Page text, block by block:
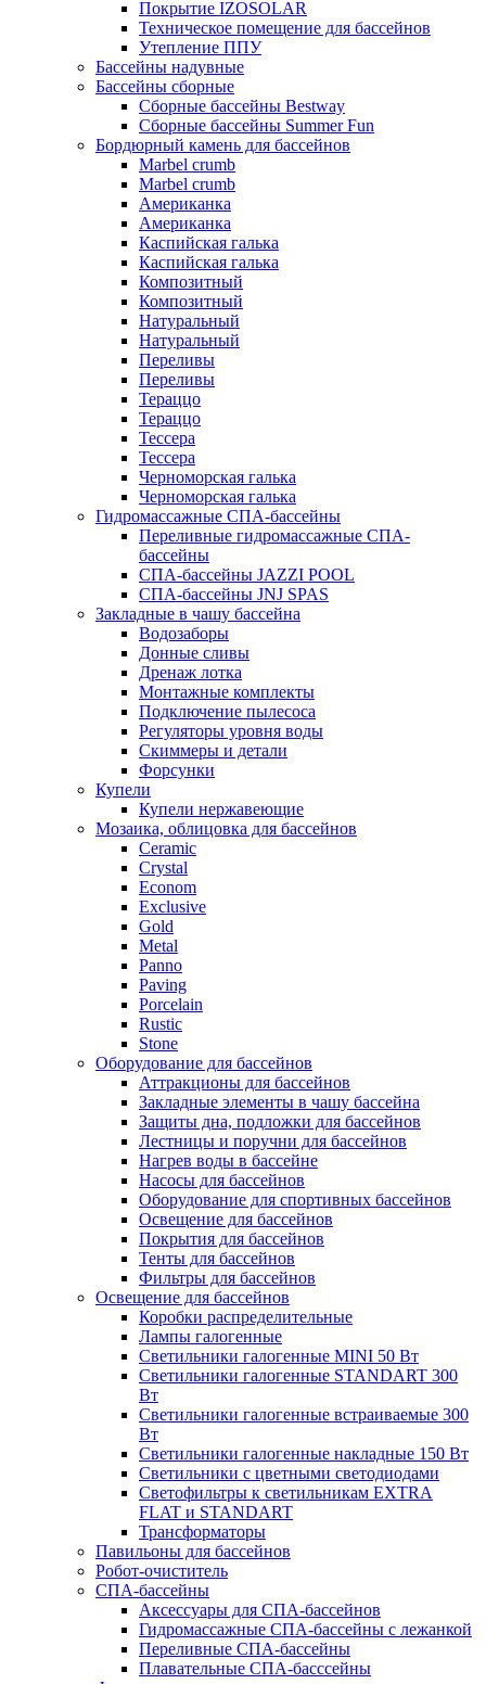
Покрытие IZOSOLAR
Техническое помещение для бассейнов
Утепление ППУ
Бассейны надувные
Бассейны сборные
Сборные бассейны Bestway
Сборные бассейны Summer Fun
Бордюрный камень для бассейнов
Marbel crumb
Marbel crumb
Американка
Американка
Каспийская галька
Каспийская галька
Композитный
Композитный
Натуральный
Натуральный
Переливы
Переливы
Тераццо
Тераццо
Тессера
Тессера
Черноморская галька
Черноморская галька
Гидромассажные СПА-бассейны
Переливные гидромассажные СПА-
бассейны
СПА-бассейны JAZZI POOL
СПА-бассейны JNJ SPAS
Закладные в чашу бассейна
Водозаборы
Донные сливы
Дренаж лотка
Монтажные комплекты
Подключение пылесоса
Регуляторы уровня воды
Скиммеры и детали
Форсунки
Купели
Купели нержавеющие
Мозаика, облицовка для бассейнов
Ceramic
Crystal
Econom
Exclusive
Gold
Metal
Panno
Paving
Porcelain
Rustic
Stone
Оборудование для бассейнов
Аттракционы для бассейнов
Закладные элементы в чашу бассейна
Защиты дна, подложки для бассейнов
Лестницы и поручни для бассейнов
Нагрев воды в бассейне
Насосы для бассейнов
Оборудование для спортивных бассейнов
Освещение для бассейнов
Покрытия для бассейнов
Тенты для бассейнов
Фильтры для бассейнов
Освещение для бассейнов
Коробки распределительные
Лампы галогенные
Светильники галогенные MINI 50 Вт
Светильники галогенные STANDART 300
Вт
Светильники галогенные встраиваемые 300
Вт
Светильники галогенные накладные 150 Вт
Светильники с цветными светодиодами
Светофильтры к светильникам EXTRA
FLAT и STANDART
Трансформаторы
Павильоны для бассейнов
Робот-очиститель
СПА-бассейны
Аксессуары для СПА-бассейнов
Гидромассажные СПА-бассейны с лежанкой
Переливные СПА-бассейны
Плавательные СПА-басссейны